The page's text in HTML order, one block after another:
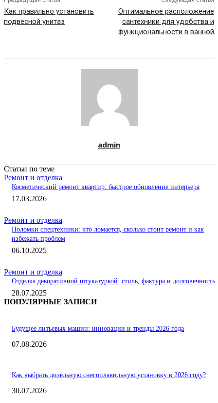
Как правильно установить
подвесной унитаз
Оптимальное расположение
сантехники для удобства и
функциональности в ванной
admin
Статьи по теме
Ремонт и отделка
Косметический ремонт квартир: быстрое обновление интерьера
17.03.2026
Ремонт и отделка
Поломки спецтехники: что ломается, сколько стоит ремонт и как
избежать проблем
06.10.2025
Ремонт и отделка
Отделка декоративной штукатуркой: стиль, фактура и долговечность
28.07.2025
ПОПУЛЯРНЫЕ ЗАПИСИ
Будущее литьевых машин: инновации и тренды 2026 года
07.08.2026
Как выбрать дизельную снегоплавильную установку в 2026 году?
30.07.2026